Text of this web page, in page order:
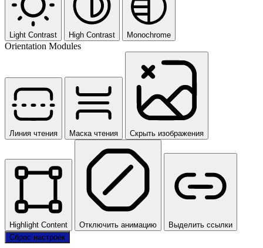
Light Contrast High Contrast Monochrome
Orientation Modules
Линия чтения Маска чтения Скрыть изображения
Highlight Content Отключить анимацию
Выделить ссылки
Сброс настроек